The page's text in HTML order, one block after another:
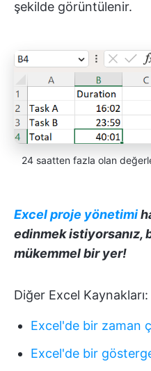
şekilde görüntülenir.
24 saatten fazla olan
Excel proje yönetimi
edinmek istiyorsanız,
mükemmel bir yer!
Diğer Excel Kaynakları:
Excel'de bir zaman
Excel'de bir